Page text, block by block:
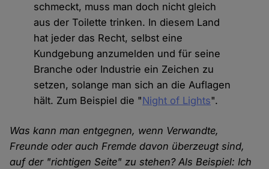
schmeckt, muss man doch nicht gleich
aus der Toilette trinken. In diesem Land
hat jeder das Recht, selbst eine
Kundgebung anzumelden und für seine
Branche oder Industrie ein Zeichen zu
setzen, solange man sich an die Auflagen
hält. Zum Beispiel die "Night of Lights".
Was kann man entgegnen, wenn Verwandte,
Freunde oder auch Fremde davon überzeugt sind,
auf der "richtigen Seite" zu stehen? Als Beispiel: Ich